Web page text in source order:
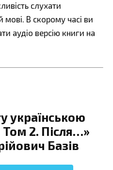
слухати
мові. В скорому часі ви
аудіо версію книги на
українською
Том 2. Пiсля…»
Базів